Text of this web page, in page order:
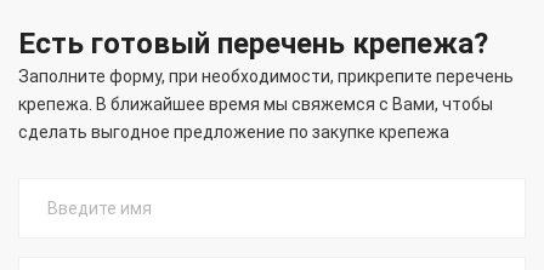
Есть готовый перечень крепежа?
Заполните форму, при необходимости, прикрепите перечень
крепежа. В ближайшее время мы свяжемся с Вами, чтобы
сделать выгодное предложение по закупке крепежа